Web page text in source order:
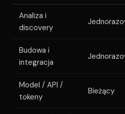
Analiza i
discovery
Budowa i
integracja
Model / API /
tokeny
Bieżący